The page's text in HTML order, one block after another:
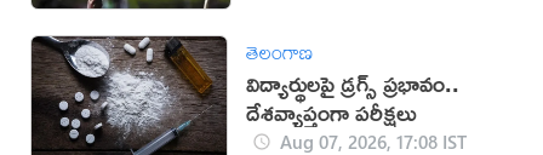
తెలంగాణ
విద్యార్థులపై డ్రగ్స్ ప్రభావం..
దేశవ్యాప్తంగా పరీక్షలు
Aug 07, 2026, 17:08 IST